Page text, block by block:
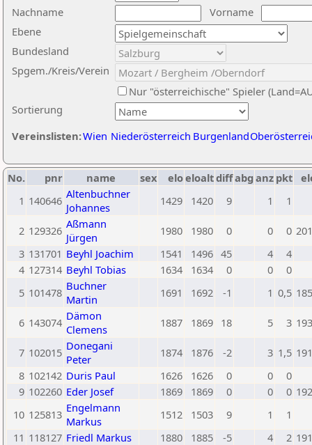
Nachname
Vorname
Ebene
Sortierung
Bundesland
Spgem./Kreis/Verein
Nur "österreichische" Spieler
Vereinslisten:Wien Niederösterreich Burgenland
No. pnr name sex eloeloaltdiffabg anz pkt
1 140646 Altenbuchner
Johannes
1429 1420 9 1 1
2 129326 Aßmann
Jürgen
1980 1980 0 0 0
3 131701 Beyhl Joachim 1541 1496 45 4
4
4 127314 Beyhl Tobias 1634 1634 0 0
0
5 101478 Buchner
Martin
1691 1692 -1 1 0,5
6 143074 Dämon
Clemens
1887 1869 18 5 3
7 102015 Donegani
Peter
1874 1876 -2 3 1,5
8 102142 Duris Paul 1626 1626 0 0
0
9 102260 Eder Josef 1869 1869 0 0 0
10 125813 Engelmann
Markus
1512 1503 9 1
1
11 118127 Friedl Markus 1880 1885 -5 4 2